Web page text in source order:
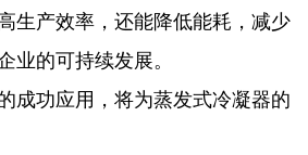
生产效率，还能降低能耗，减少
业的可持续发展。
成功应用，将为蒸发式冷凝器的